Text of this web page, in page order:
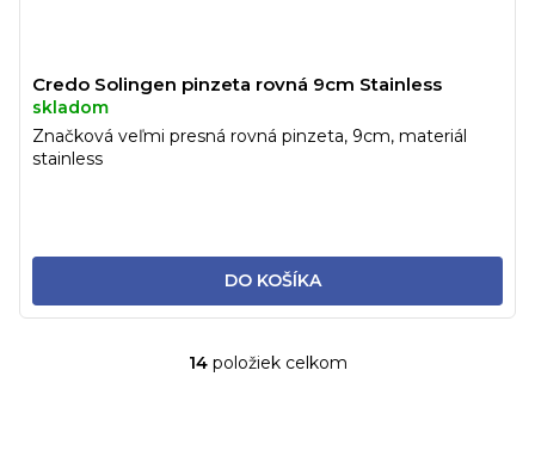
Credo Solingen pinzeta rovná 9cm Stainless
skladom
DO KOŠÍKA
Značková veľmi presná rovná pinzeta, 9cm, materiál
stainless
O
14položiek celkom